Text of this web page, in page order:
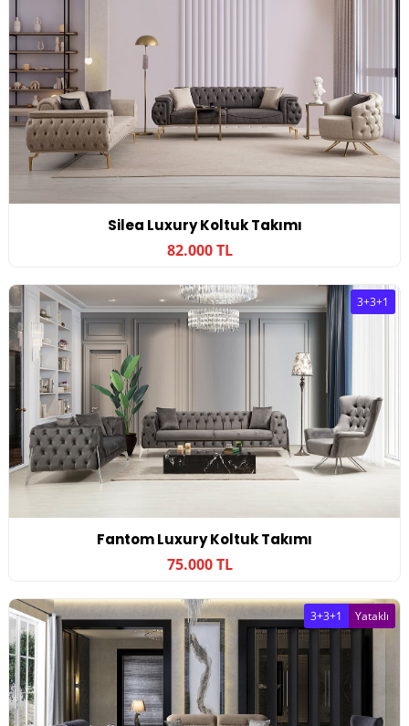
Silea Luxury Koltuk Takımı
82.000 TL
Fantom Luxury Koltuk Takımı
75.000 TL
3+3+1
3+3+1 Yataklı